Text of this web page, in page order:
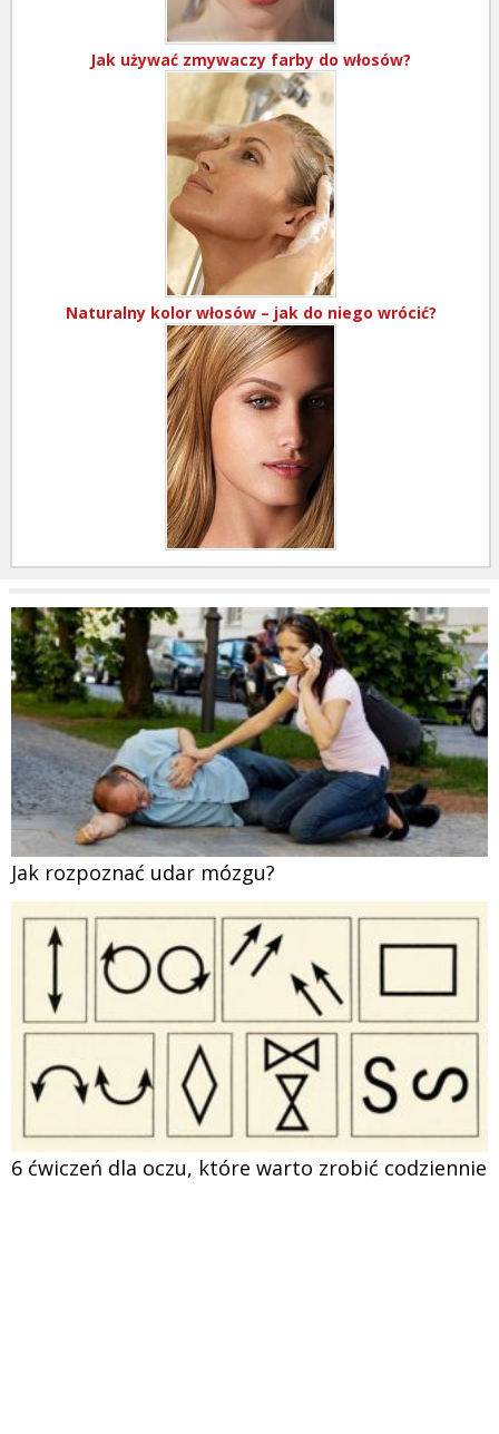
Jak używać zmywaczy farby do włosów?
Naturalny kolor włosów – jak do niego wrócić?
Jak rozpoznać udar mózgu?
6 ćwiczeń dla oczu, które warto zrobić codziennie